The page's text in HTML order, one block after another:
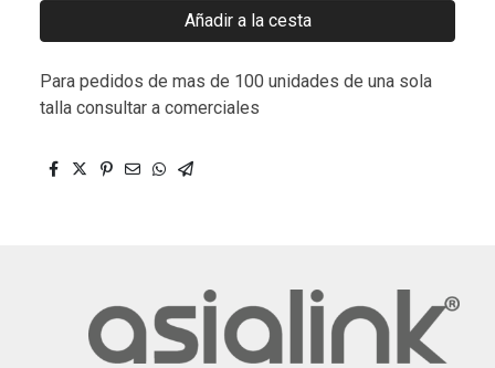
Añadir a la cesta
Para pedidos de mas de 100 unidades de una sola
talla consultar a comerciales